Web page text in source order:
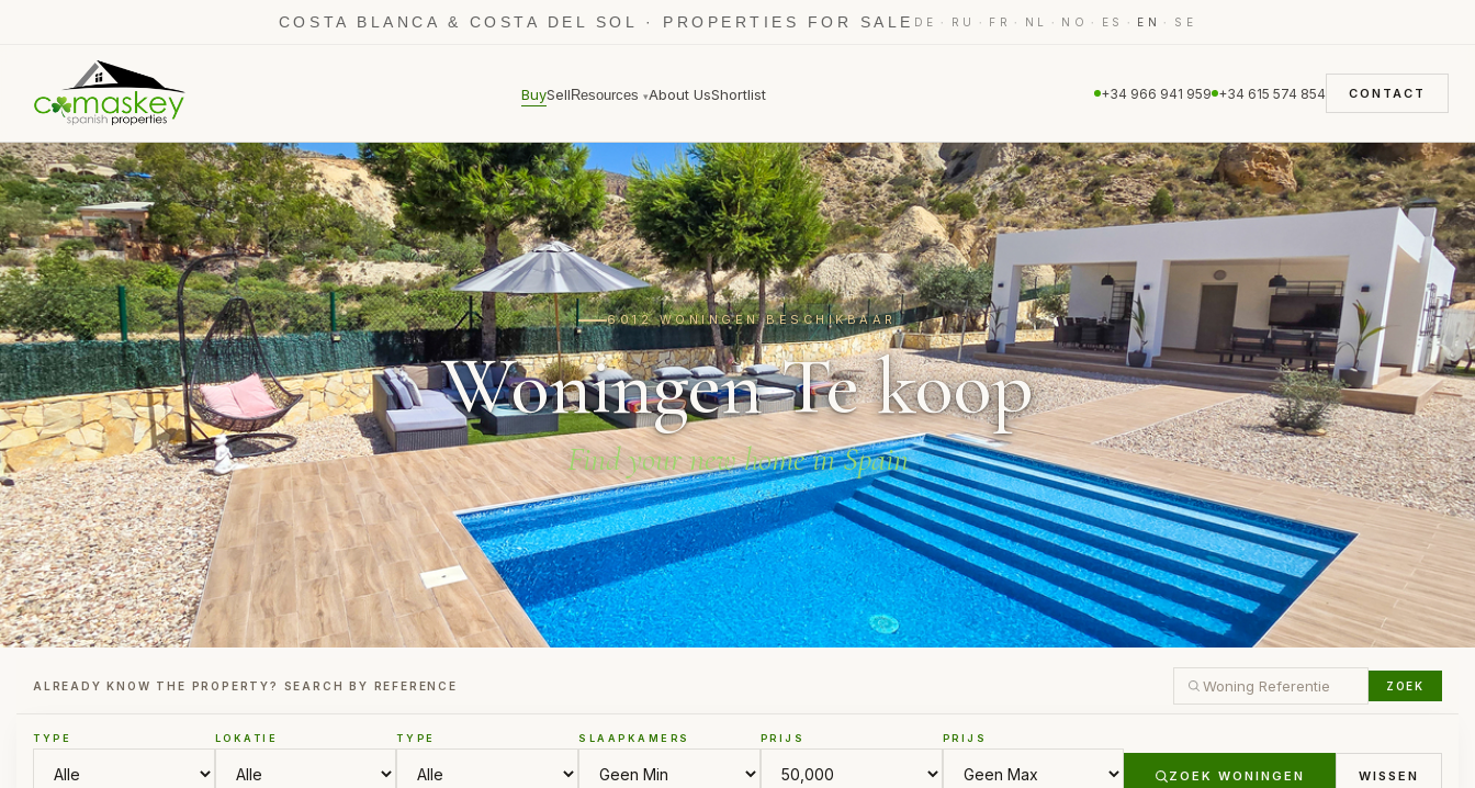
COSTA BLANCA & COSTA DEL SOL · PROPERTIES FOR SALE DE · RU · FR · NL · NO · ES · EN · SE
BuySellResources▾About UsShortlist +34 966 941 959 +34 615 574 854 CONTACT
6012 WONINGEN BESCHIKBAAR
Woningen Te koop
Find your new home in Spain
ALREADY KNOW THE PROPERTY? SEARCH BY REFERENCE ZOEK
TYPE LOKATIE TYPE SLAAPKAMERS PRIJS PRIJS
ZOEK WONINGEN WISSEN